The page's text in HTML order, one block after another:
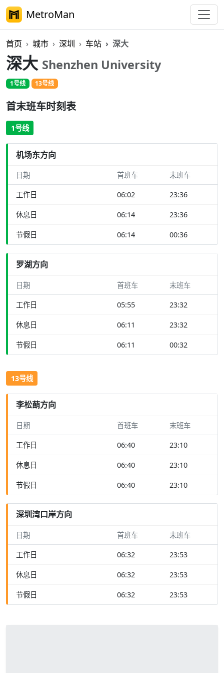
MetroMan
首页 城市 深圳 车站 深大
深大 Shenzhen University
1号线 13号线
首末班车时刻表
1号线
机场东方向
日期 首班车 末班车
工作日 06:02 23:36
休息日 06:14 23:36
节假日 06:14 00:36
罗湖方向
日期 首班车 末班车
工作日 05:55 23:32
休息日 06:11 23:32
节假日 06:11 00:32
13号线
李松蓢方向
日期 首班车 末班车
工作日 06:40 23:10
休息日 06:40 23:10
节假日 06:40 23:10
深圳湾口岸方向
日期 首班车 末班车
工作日 06:32 23:53
休息日 06:32 23:53
节假日 06:32 23:53